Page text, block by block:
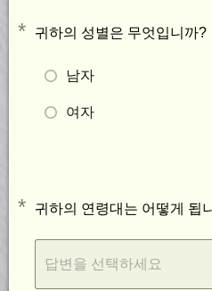
* 귀하의 성별은 무엇입니까?
남자
여자
* 귀하의 연령대는 어떻게 됩
답변을 선택하세요